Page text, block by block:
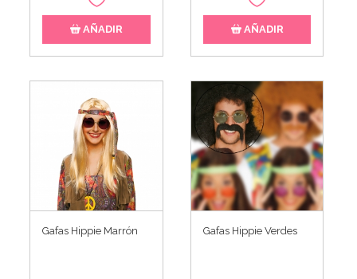
AÑADIR AÑADIR
Gafas Hippie Marrón Gafas Hippie Verdes